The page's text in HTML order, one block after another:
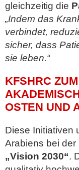
gleichzeitig die
„Indem das
verbindet,
sicher, dass
sie leben.“
KFSHRC
OSTEN UND
Diese Initiativen
Arabiens bei
„Vision 2030“.